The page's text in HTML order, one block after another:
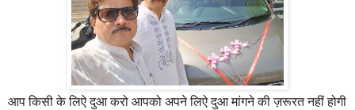
आप किसी के लिऐ दुआ करो आपको अपने लिऐ दुआ मांगने की ज़रूरत नहीं होगी